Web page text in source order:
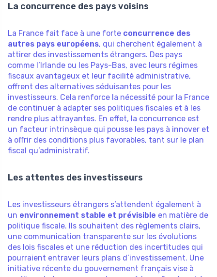
La concurrence des pays voisins
La France fait face à une forte concurrence des
autres pays européens, qui cherchent également à
attirer des investissements étrangers. Des pays
comme l’Irlande ou les Pays-Bas, avec leurs régimes
fiscaux avantageux et leur facilité administrative,
offrent des alternatives séduisantes pour les
investisseurs. Cela renforce la nécessité pour la France
de continuer à adapter ses politiques fiscales et à les
rendre plus attrayantes. En effet, la concurrence est
un facteur intrinsèque qui pousse les pays à innover et
à offrir des conditions plus favorables, tant sur le plan
fiscal qu’administratif.
Les attentes des investisseurs
Les investisseurs étrangers s’attendent également à
un environnement stable et prévisible en matière de
politique fiscale. Ils souhaitent des règlements clairs,
une communication transparente sur les évolutions
des lois fiscales et une réduction des incertitudes qui
pourraient entraver leurs plans d’investissement. Une
initiative récente du gouvernement français vise à